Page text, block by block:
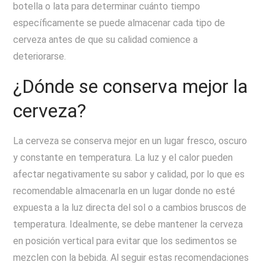
botella o lata para determinar cuánto tiempo
específicamente se puede almacenar cada tipo de
cerveza antes de que su calidad comience a
deteriorarse.
¿Dónde se conserva mejor la
cerveza?
La cerveza se conserva mejor en un lugar fresco, oscuro
y constante en temperatura. La luz y el calor pueden
afectar negativamente su sabor y calidad, por lo que es
recomendable almacenarla en un lugar donde no esté
expuesta a la luz directa del sol o a cambios bruscos de
temperatura. Idealmente, se debe mantener la cerveza
en posición vertical para evitar que los sedimentos se
mezclen con la bebida. Al seguir estas recomendaciones